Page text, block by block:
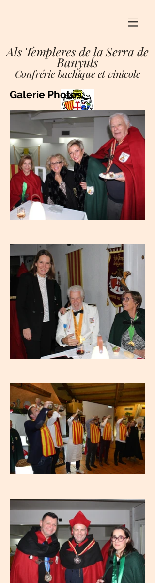
Als Templeres de la Serra de
Banyuls
Confrérie bachique et vinicole
Galerie Photos